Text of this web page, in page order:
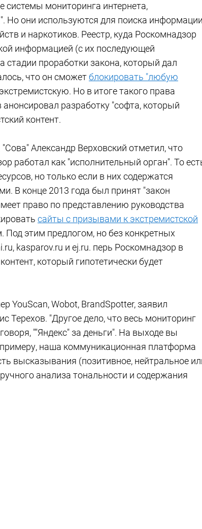
системы мониторинга интернета,
Но они используются для поиска
и наркотиков. Реестр, куда Роскомнадзор
информацией (с их последующей
стадии проработки закона, который дал
что он сможетблокировать "любую
Но в итоге такого права
разработку "софта, который
контент.
Александр Верховский отметил, что
работал как "исполнительный орган". То
но только если в них содержатся
В конце 2013 года был принят "закон
право по представлению руководства
сайты с призывами к экстремистской
этим предлогом, но без конкретных
kasparov.ru и ej.ru. перь Роскомнадзор в
который гипотетически будет
YouScan, Wobot, BrandSpotter, заявил
Терехов. "Другое дело, что весь мониторинг
""Яндекс" за деньги". На выходе вы
наша коммуникационная платформа
высказывания (позитивное, нейтральное
анализа тональности и содержания